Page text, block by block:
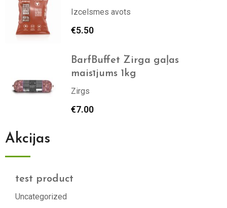
Izcelsmes avots
€5.50
BarfBuffet Zirga gaļas
maisījums 1kg
Zirgs
€7.00
Akcijas
test product
Uncategorized